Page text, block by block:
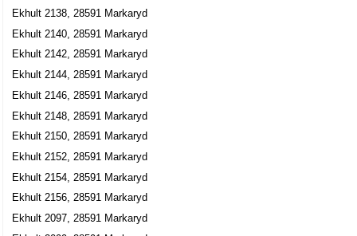
Ekhult 2138, 28591 Markaryd
Ekhult 2140, 28591 Markaryd
Ekhult 2142, 28591 Markaryd
Ekhult 2144, 28591 Markaryd
Ekhult 2146, 28591 Markaryd
Ekhult 2148, 28591 Markaryd
Ekhult 2150, 28591 Markaryd
Ekhult 2152, 28591 Markaryd
Ekhult 2154, 28591 Markaryd
Ekhult 2156, 28591 Markaryd
Ekhult 2097, 28591 Markaryd